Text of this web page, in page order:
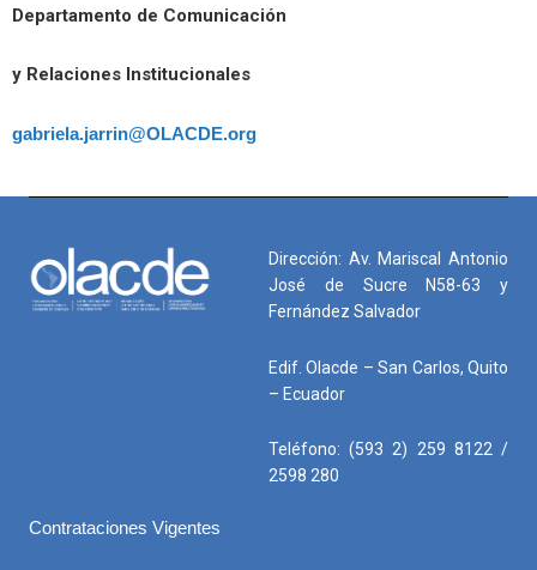
Departamento de Comunicación
y Relaciones Institucionales
gabriela.jarrin@OLACDE.org
Dirección: Av. Mariscal Antonio
José de Sucre N58-63 y
Fernández Salvador
Edif. Olacde – San Carlos, Quito
– Ecuador
Teléfono: (593 2) 259 8122 /
2598 280
Contrataciones Vigentes